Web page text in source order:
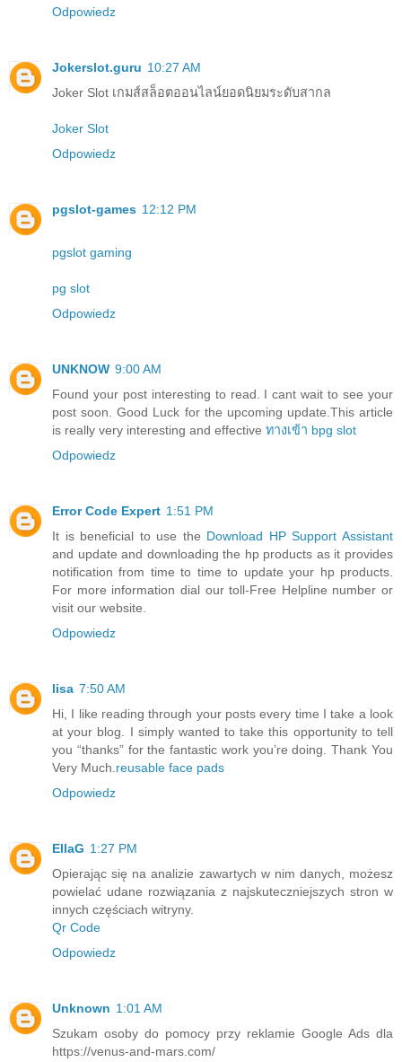
Odpowiedz
Jokerslot.guru 10:27 AM
Joker Slot เกมส์สล็อตออนไลน์ยอดนิยมระดับสากล
Joker Slot
Odpowiedz
pgslot-games 12:12 PM
pgslot gaming
pg slot
Odpowiedz
UNKNOW 9:00 AM
Found your post interesting to read. I cant wait to see your
post soon. Good Luck for the upcoming update.This article
is really very interesting and effective ทางเข้า bpg slot
Odpowiedz
Error Code Expert 1:51 PM
It is beneficial to use the Download HP Support Assistant
and update and downloading the hp products as it provides
notification from time to time to update your hp products.
For more information dial our toll-Free Helpline number or
visit our website.
Odpowiedz
lisa 7:50 AM
Hi, I like reading through your posts every time I take a look
at your blog. I simply wanted to take this opportunity to tell
you “thanks” for the fantastic work you’re doing. Thank You
Very Much.reusable face pads
Odpowiedz
EllaG 1:27 PM
Opierając się na analizie zawartych w nim danych, możesz
powielać udane rozwiązania z najskuteczniejszych stron w
innych częściach witryny.
Qr Code
Odpowiedz
Unknown 1:01 AM
Szukam osoby do pomocy przy reklamie Google Ads dla
https://venus-and-mars.com/